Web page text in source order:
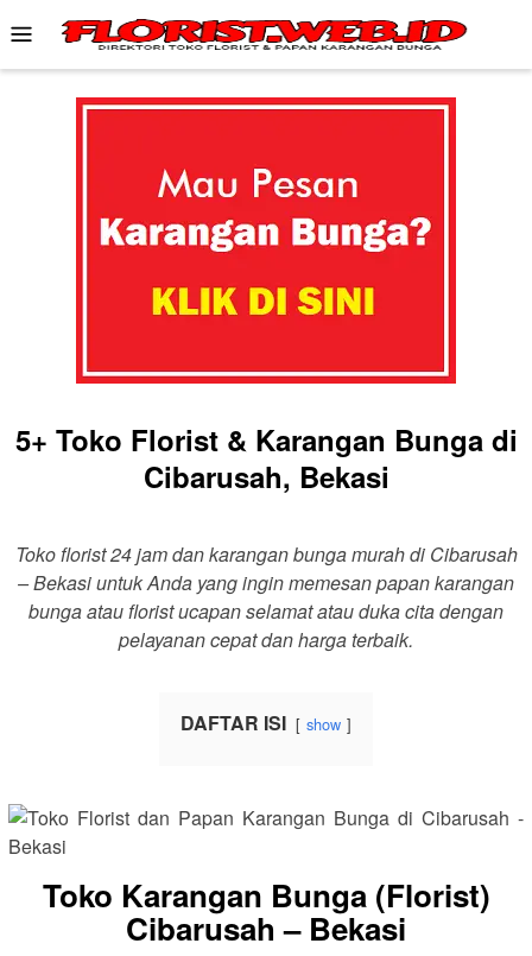
to
content
Mobile
Menu
5+ Toko Florist & Karangan Bunga di
Cibarusah, Bekasi
Toko florist 24 jam dan karangan bunga murah di Cibarusah
– Bekasi untuk Anda yang ingin memesan papan karangan
bunga atau florist ucapan selamat atau duka cita dengan
pelayanan cepat dan harga terbaik.
DAFTAR ISI show
Toko Karangan Bunga (Florist)
Cibarusah – Bekasi